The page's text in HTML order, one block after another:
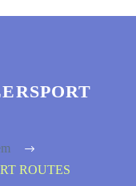
ROUTES